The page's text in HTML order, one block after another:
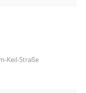
Keil-Straße